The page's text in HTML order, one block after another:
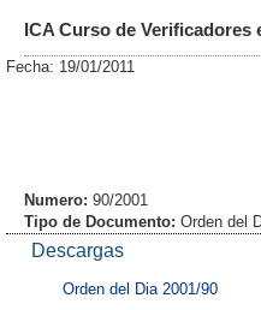
ICA Curso de Verificadores
Fecha: 19/01/2011
Numero: 90/2001
Tipo de Documento: Orden del
Descargas
Orden del Dia 2001/90